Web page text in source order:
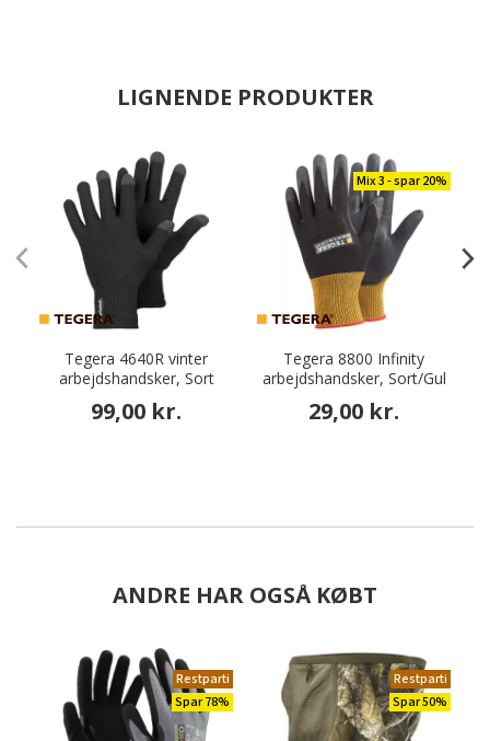
LIGNENDE PRODUKTER
Tegera 4640R vinter
arbejdshandsker, Sort
99,00 kr.
Mix 3 - spar 20%
Tegera 8800 Infinity
arbejdshandsker, Sort/Gul
29,00 kr.
ANDRE HAR OGSÅ KØBT
Restparti
Spar 78%
Restparti
Spar 50%